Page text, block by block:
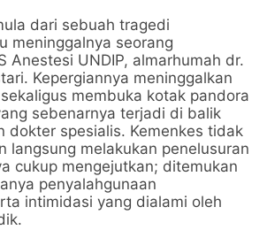
dari sebuah tragedi
meninggalnya seorang
Anestesi UNDIP, almarhumah dr.
Kepergiannya meninggalkan
membuka kotak pandora
sebenarnya terjadi di balik
dokter spesialis. Kemenkes tidak
langsung melakukan penelusuran
cukup mengejutkan; ditemukan
penyalahgunaan
intimidasi yang dialami oleh